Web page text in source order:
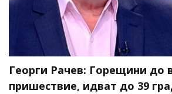
Георги Рачев: Горещини до
пришествие, идват до 39